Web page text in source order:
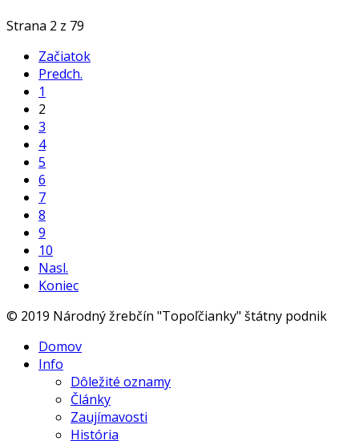
Strana 2 z 79
Začiatok
Predch.
1
2
3
4
5
6
7
8
9
10
Nasl.
Koniec
© 2019 Národný žrebčín "Topoľčianky" štátny podnik
Domov
Info
Dôležité oznamy
Články
Zaujímavosti
História